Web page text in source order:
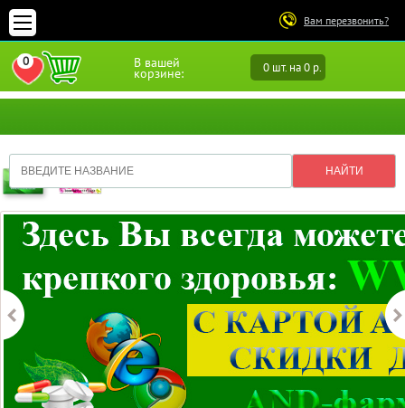
Вам перезвонить?
В вашей
корзине: 0 шт. на 0 р.
0
ПЕРЕЙТИ В ИЗБРАННОЕ